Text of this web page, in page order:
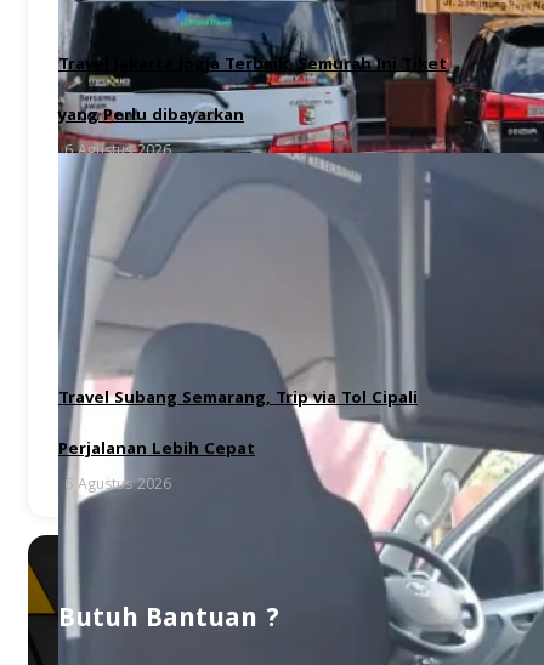
Travel Jakarta Jogja Terbaik, Semurah Ini Tiket
yang Perlu dibayarkan
6 Agustus 2026
Travel Subang Semarang, Trip via Tol Cipali
Perjalanan Lebih Cepat
6 Agustus 2026
Butuh Bantuan ?